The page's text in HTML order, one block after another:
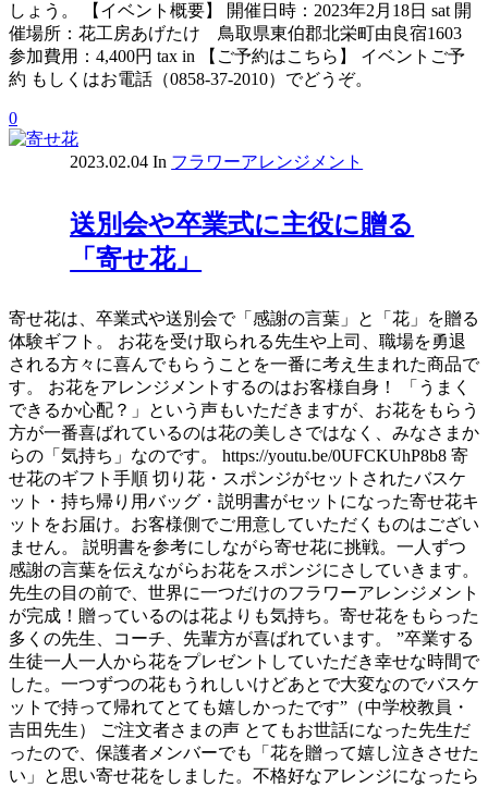
しょう。 【イベント概要】 開催日時：2023年2月18日 sat 開
催場所：花工房あげたけ 鳥取県東伯郡北栄町由良宿1603
参加費用：4,400円 tax in 【ご予約はこちら】 イベントご予
約 もしくはお電話（0858-37-2010）でどうぞ。
0
2023.02.04 In フラワーアレンジメント
送別会や卒業式に主役に贈る
「寄せ花」
寄せ花は、卒業式や送別会で「感謝の言葉」と「花」を贈る
体験ギフト。 お花を受け取られる先生や上司、職場を勇退
される方々に喜んでもらうことを一番に考え生まれた商品で
す。 お花をアレンジメントするのはお客様自身！ 「うまく
できるか心配？」という声もいただきますが、お花をもらう
方が一番喜ばれているのは花の美しさではなく、みなさまか
らの「気持ち」なのです。 https://youtu.be/0UFCKUhP8b8 寄
せ花のギフト手順 切り花・スポンジがセットされたバスケ
ット・持ち帰り用バッグ・説明書がセットになった寄せ花キ
ットをお届け。お客様側でご用意していただくものはござい
ません。 説明書を参考にしながら寄せ花に挑戦。一人ずつ
感謝の言葉を伝えながらお花をスポンジにさしていきます。
先生の目の前で、世界に一つだけのフラワーアレンジメント
が完成！贈っているのは花よりも気持ち。寄せ花をもらった
多くの先生、コーチ、先輩方が喜ばれています。 ”卒業する
生徒一人一人から花をプレゼントしていただき幸せな時間で
した。一つずつの花もうれしいけどあとで大変なのでバスケ
ットで持って帰れてとても嬉しかったです”（中学校教員・
吉田先生） ご注文者さまの声 とてもお世話になった先生だ
ったので、保護者メンバーでも「花を贈って嬉し泣きさせた
い」と思い寄せ花をしました。不格好なアレンジになったら